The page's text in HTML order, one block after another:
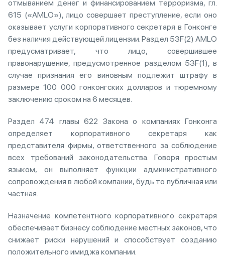
отмыванием денег и финансированием терроризма, гл.
615 («AMLO»), лицо совершает преступление, если оно
оказывает услуги корпоративного секретаря в Гонконге
без наличия действующей лицензии. Раздел 53F(2) AMLO
предусматривает, что лицо, совершившее
правонарушение, предусмотренное разделом 53F(1), в
случае признания его виновным подлежит штрафу в
размере 100 000 гонконгских долларов и тюремному
заключению сроком на 6 месяцев.
Раздел 474 главы 622 Закона о компаниях Гонконга
определяет корпоративного секретаря как
представителя фирмы, ответственного за соблюдение
всех требований законодательства. Говоря простым
языком, он выполняет функции административного
сопровождения в любой компании, будь то публичная или
частная.
Назначение компетентного корпоративного секретаря
обеспечивает бизнесу соблюдение местных законов, что
снижает риски нарушений и способствует созданию
положительного имиджа компании.